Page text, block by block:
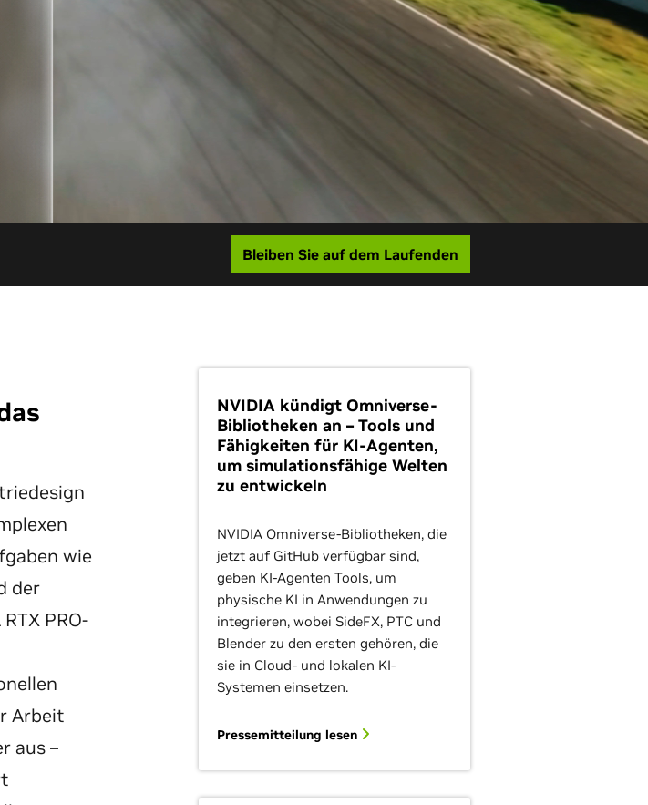
Bleiben Sie auf dem Laufenden
wie
der
PRO-
Arbeit
aus –
NVIDIA kündigt Omniverse-
Bibliotheken an – Tools und
Fähigkeiten für KI-Agenten,
um simulationsfähige Welten
zu entwickeln
NVIDIA Omniverse-Bibliotheken, die
jetzt auf GitHub verfügbar sind,
geben KI-Agenten Tools, um
physische KI in Anwendungen zu
integrieren, wobei SideFX, PTC und
Blender zu den ersten gehören, die
sie in Cloud- und lokalen KI-
Systemen einsetzen.
Pressemitteilung lesen